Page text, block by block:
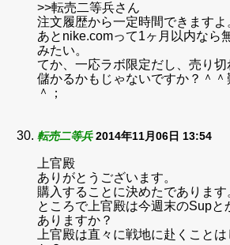
>>転売二等兵さん
注文履歴から一定時間できますよ
あとnike.comって1ヶ月以内なら
みたい。
てか、一応ラボ限定だし、売り
儲かるかもじゃないですか？＾＾
＾；
転売二等兵 2014年11月06日 13:54
上官殿
ありがとうございます。
購入することに決めたであります
ところで上官殿は今週末のSupと
ありますか？
上官殿は直々に戦地に赴くこと